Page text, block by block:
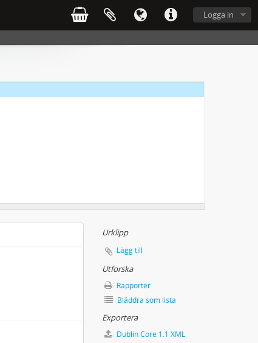
Logga in
Urklipp
Lägg till
Utforska
Rapporter
Bläddra som lista
Exportera
Dublin Core 1.1 XML